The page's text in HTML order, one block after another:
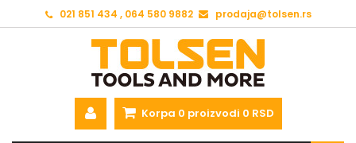
021 851 434 , 064 580 9882 prodaja@tolsen.rs
Korpa 0 proizvodi 0 RSD